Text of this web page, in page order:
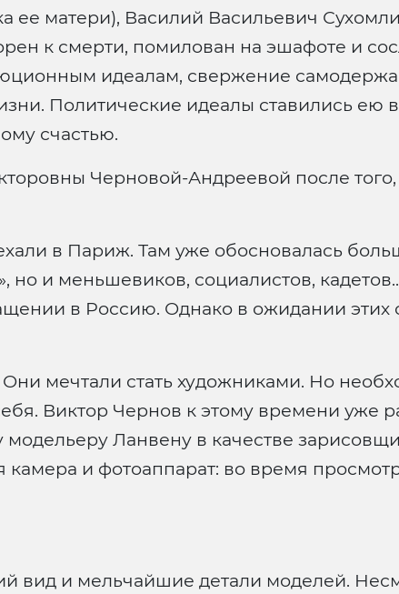
ее матери), Василий Васильевич
к смерти, помилован на эшафоте и
идеалам, свержение
Политические идеалы ставились ею
счастью.
Черновой-Андреевой после
в Париж. Там уже обосновалась
но и меньшевиков, социалистов,
в Россию. Однако в ожидании этих
мечтали стать художниками. Но
Виктор Чернов к этому времени уже
модельеру Ланвену в качестве
камера и фотоаппарат: во время
вид и мельчайшие детали моделей.